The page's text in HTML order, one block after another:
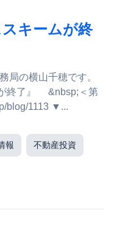
スキームが終
局の横山千穂です。
終了』 &nbsp;＜第
１回＞ &nbsp;https://www.j-rec.or.jp/blog/1113 ▼...
報 不動産投資